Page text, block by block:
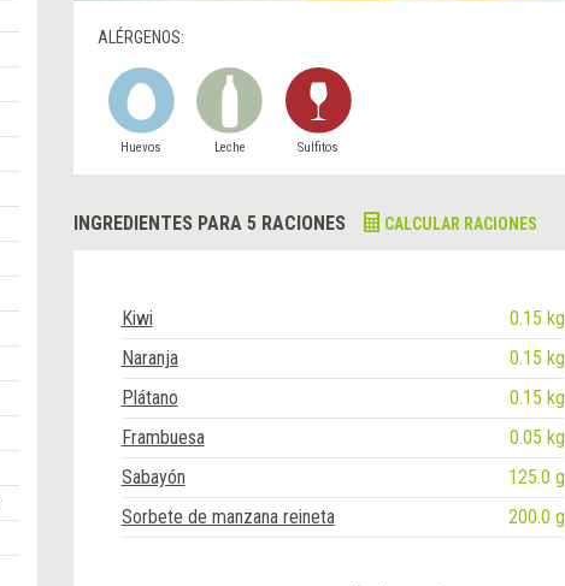
ALÉRGENOS:
Huevos Leche Sulfitos
INGREDIENTES PARA 5 RACIONES CALCULAR RACIONES
Kiwi 0.15 kg
Naranja
0.15 kg
Plátano
0.15 kg
Frambuesa
0.05 kg
Sabayón
125.0 g
Sorbete de manzana reineta
200.0 g